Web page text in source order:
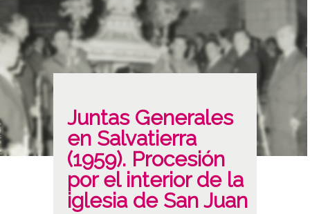
Juntas Generales
en Salvatierra
(1959). Procesión
por el interior de la
iglesia de San Juan